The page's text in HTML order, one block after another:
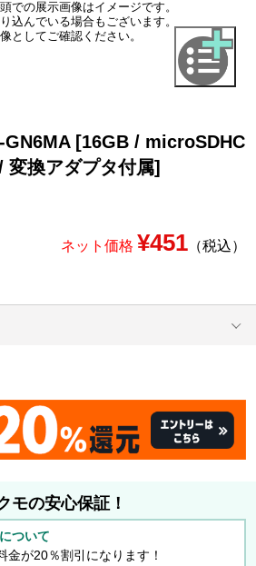
での展示画像はイメージです。
込んでいる場合もございます。
としてご確認ください。
GN6MA [16GB / microSDHC
換アダプタ付属]
ネット価格 ¥451（税込）
モの安心保証！
ついて
金が20％割引になります！